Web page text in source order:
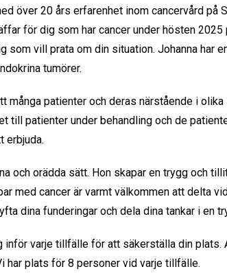
över 20 års erfarenhet inom cancervård på
för dig som har cancer under hösten 2025
som vill prata om din situation. Johanna har
tumörer.
många patienter och deras närstående i
till patienter under behandling och de
erbjuda.
och orädda sätt. Hon skapar en trygg och
med cancer är varmt välkommen att delta
dina funderingar och dela dina tankar i en
inför varje tillfälle för att säkerställa din plats.
har plats för 8 personer vid varje tillfälle.